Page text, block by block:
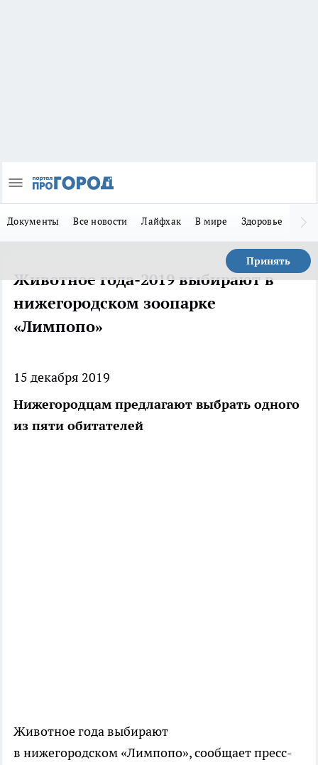
Документы Все новости Лайфхак В мире Здоровье
Принять
Животное года-2019 выбирают в
нижегородском зоопарке
«Лимпопо»
15 декабря 2019
Нижегородцам предлагают выбрать одного
из пяти обитателей
Животное года выбирают
в нижегородском «Лимпопо», сообщает пресс-